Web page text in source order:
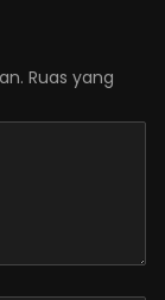
Ruas yang